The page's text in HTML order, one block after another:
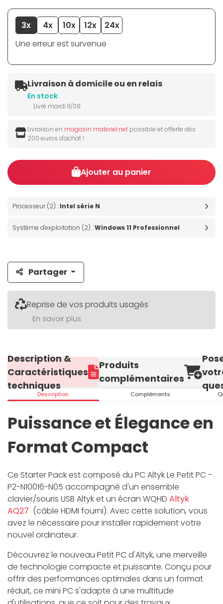
3x 4x 10x 12x
24x
Une erreur est survenue
Livraison à domicile ou en relais
En stock
Livré mardi 11/08
Livraison en magasin materiel.net possible et offerte dès
200 euros d'achat !
Ajouter au panier
Processeur (2) : Intel série N
Système d'exploitation (2) :Windows 11 Professionnel
Partager
Reprise de vos produits usagés
En savoir plus
Description &
Caractéristiques
techniques
Description
Produits
complémentaires
Compléments
Puissance et Élegance en
Format Compact
Ce Starter Pack est composé du PC Altyk Le Petit PC -
P2-N10016-N05 accompagné d'un ensemble
clavier/souris USB Altyk et un écran WQHD Altyk
AQ27 (câble HDMI fourni). Avec cette solution, vous
avez le nécessaire pour installer rapidement votre
nouvel ordinateur.
Découvrez le nouveau Petit PC d'Altyk, une merveille
de technologie compacte et puissante. Conçu pour
offrir des performances optimales dans un format
réduit, ce mini PC s'adapte à une multitude